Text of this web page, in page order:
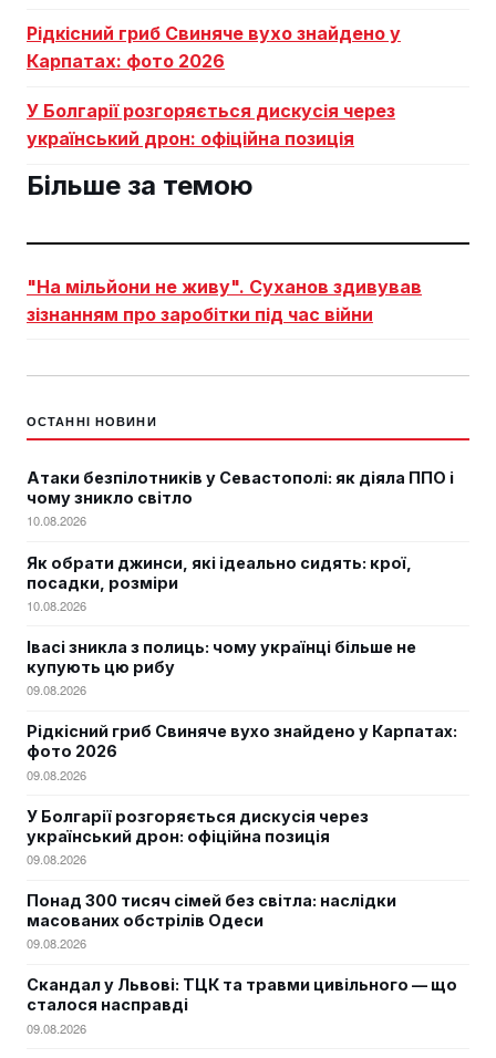
Рідкісний гриб Свиняче вухо знайдено у
Карпатах: фото 2026
У Болгарії розгоряється дискусія через
український дрон: офіційна позиція
Більше за темою
"На мільйони не живу". Суханов здивував
зізнанням про заробітки під час війни
ОСТАННІ НОВИНИ
Атаки безпілотників у Севастополі: як діяла ППО і
чому зникло світло
10.08.2026
Як обрати джинси, які ідеально сидять: крої,
посадки, розміри
10.08.2026
Івасі зникла з полиць: чому українці більше не
купують цю рибу
09.08.2026
Рідкісний гриб Свиняче вухо знайдено у Карпатах:
фото 2026
09.08.2026
У Болгарії розгоряється дискусія через
український дрон: офіційна позиція
09.08.2026
Понад 300 тисяч сімей без світла: наслідки
масованих обстрілів Одеси
09.08.2026
Скандал у Львові: ТЦК та травми цивільного — що
сталося насправді
09.08.2026